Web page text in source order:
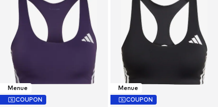
Menue
COUPON
Menue
COUPON